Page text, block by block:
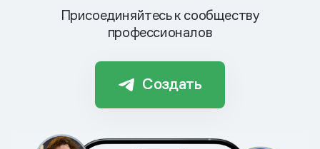
Присоединяйтесь к сообществу
профессионалов
Создать